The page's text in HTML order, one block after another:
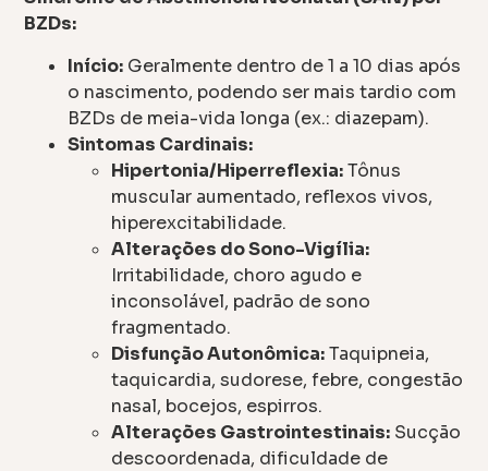
BZDs:
Início: Geralmente dentro de 1 a 10 dias após
o nascimento, podendo ser mais tardio com
BZDs de meia-vida longa (ex.: diazepam).
Sintomas Cardinais:
Hipertonia/Hiperreflexia:Tônus
muscular aumentado, reflexos vivos,
hiperexcitabilidade.
Alterações do Sono-Vigília:
Irritabilidade, choro agudo e
inconsolável, padrão de sono
fragmentado.
Disfunção Autonômica:Taquipneia,
taquicardia, sudorese, febre, congestão
nasal, bocejos, espirros.
Alterações Gastrointestinais: Sucção
descoordenada, dificuldade de